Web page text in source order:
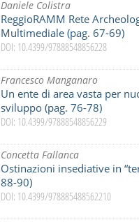
Daniele Colistra
ReggioRAMM Rete
Multimediale (pag. 67-69)
DOI: 10.4399/97888548856228
Francesco Manganaro
Un ente di area vasta per
sviluppo (pag. 76-78)
DOI: 10.4399/97888548856229
Concetta Fallanca
Ostinazioni insediative in
88-90)
DOI: 10.4399/978885488562210